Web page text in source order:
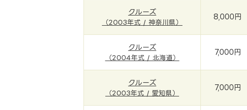
クルーズ
（2003年式 / 神奈川県）
8,000円
クルーズ
（2004年式 / 北海道）
7,000円
クルーズ
（2003年式 / 愛知県）
7,000円